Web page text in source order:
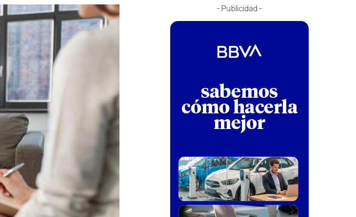
- Publicidad -